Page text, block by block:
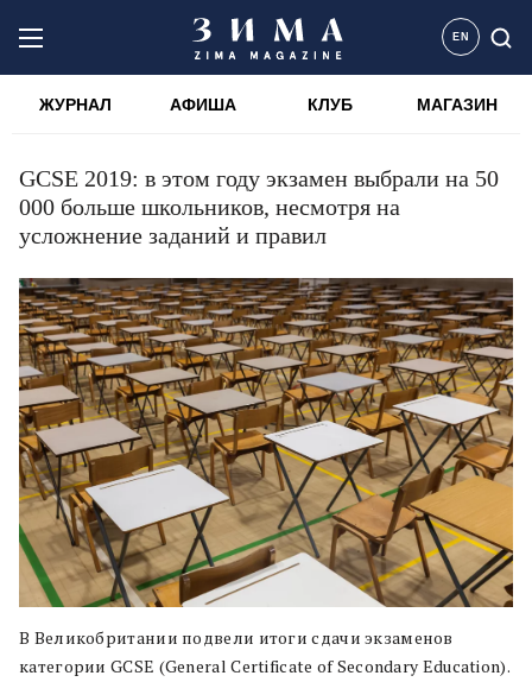
EN
ЖУРНАЛ АФИША КЛУБ МАГАЗИН
GCSE 2019: в этом году экзамен выбрали на 50
000 больше школьников, несмотря на
усложнение заданий и правил
В Великобритании подвели итоги сдачи экзаменов
категории GCSE (General Certificate of Secondary Education).